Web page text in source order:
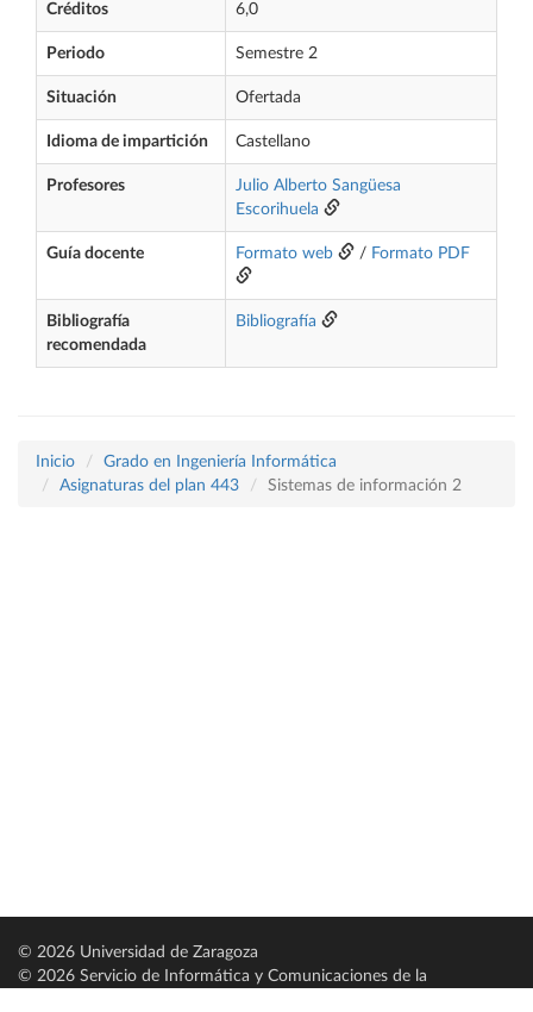
Créditos 6,0
Periodo Semestre 2
Situación Ofertada
Idioma de impartición Castellano
Profesores
Julio Alberto Sangüesa
Escorihuela
Guía docente Formato web / Formato PDF
Bibliografía
recomendada
Bibliografía
Inicio
Grado en Ingeniería Informática
Asignaturas del plan 443
Sistemas de información 2
© 2026 Universidad de Zaragoza
© 2026 Servicio de Informática y Comunicaciones de la